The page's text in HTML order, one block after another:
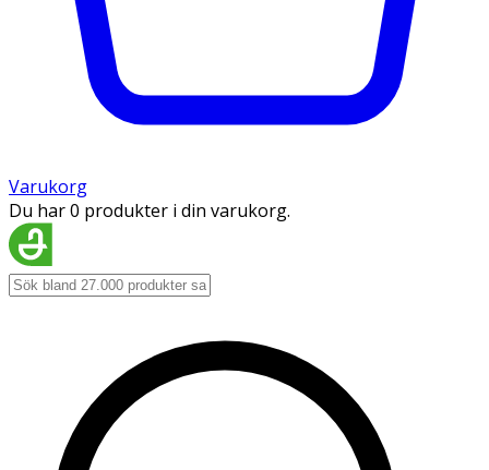
Varukorg
Du har 0 produkter i din varukorg.